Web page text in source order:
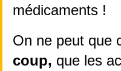
médicaments !
On ne peut que
coup, que les